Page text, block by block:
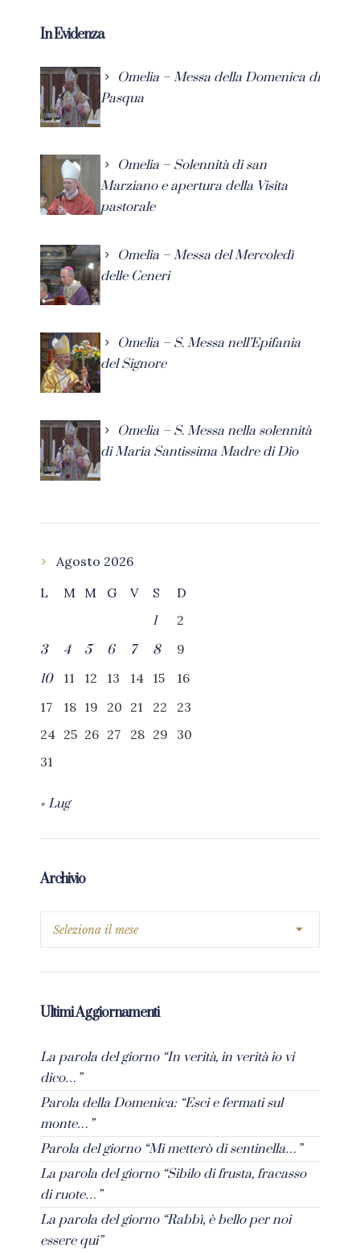
In Evidenza
Omelia – Messa della Domenica di
Pasqua
Omelia – Solennità di san
Marziano e apertura della Visita
pastorale
Omelia – Messa del Mercoledì
delle Ceneri
Omelia – S. Messa nell’Epifania
del Signore
Omelia – S. Messa nella solennità
di Maria Santissima Madre di Dio
Agosto 2026
L
M M G V S
D
1
2
3
4 5 6 7 8
9
10
11 12 13 14 15
16
17
18 19 20 21 22
23
24 25 26 27 28 29
30
31
« Lug
Archivio
Ultimi Aggiornamenti
La parola del giorno “In verità, in verità io vi
dico…”
Parola della Domenica: “Esci e fermati sul
monte…”
Parola del giorno “Mi metterò di sentinella…”
La parola del giorno “Sibilo di frusta, fracasso
di ruote…”
La parola del giorno “Rabbì, è bello per noi
essere qui”